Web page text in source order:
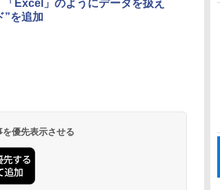
Labo)
レータ紹介
ト、最大8週間持続バ
し、ブラック (2025
年発売)
明るさ自動調整、色調
Excel」のようにデータを扱え
”を追加
優先表示させる